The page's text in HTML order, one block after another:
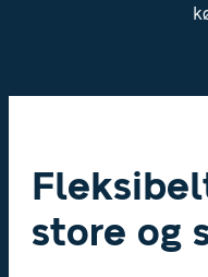
store og